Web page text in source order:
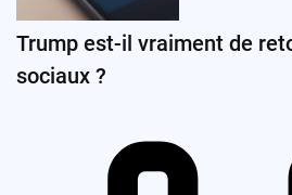
Trump est-il vraiment de
sociaux ?